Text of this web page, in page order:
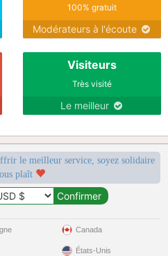
100% gratuit
Modérateurs à l'écoute
Visiteurs
Très visité
Le meilleur
le meilleur service, soyez solidaire
plaît
Canada
États-Unis